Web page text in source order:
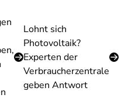
Lohnt sich
Photovoltaik?
Experten der
Verbraucherzentrale
geben Antwort